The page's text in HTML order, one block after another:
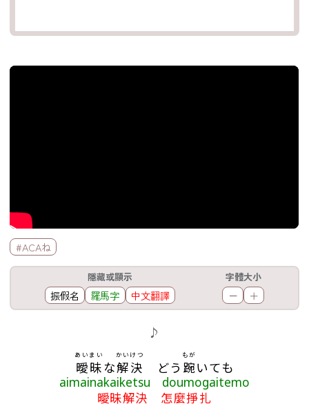
官方Youtube影片
標籤欄
#ACAね
隱藏或顯示
振假名 羅馬字 中文翻譯
字體大小
－ ＋
♪
曖昧
あいまい
な解決
かいけつ
どう 踠
もが
いても
aimainakaiketsu doumogaitemo
曖昧解決 怎麼掙扎